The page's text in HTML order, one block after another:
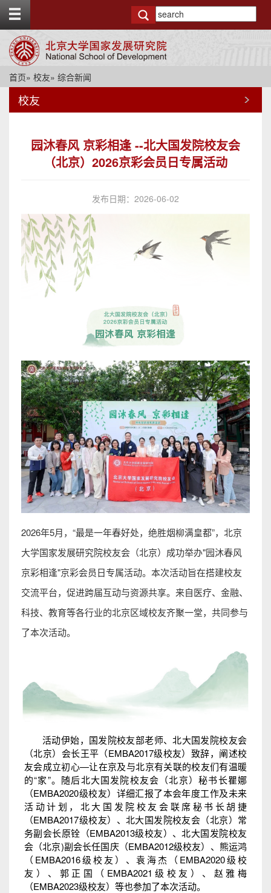
g
o
首页» 校友» 综合新闻
校友
园沐春风 京彩相逢 --北大国发院校友会
（北京）2026京彩会员日专属活动
发布日期：2026-06-02
2026年5月，“最是一年春好处，绝胜烟柳满皇都”，北京
大学国家发展研究院校友会（北京）成功举办"园沐春风
京彩相逢"京彩会员日专属活动。本次活动旨在搭建校友
交流平台，促进跨届互动与资源共享。来自医疗、金融、
科技、教育等各行业的北京区域校友齐聚一堂，共同参与
了本次活动。
活动伊始，国发院校友部老师、北大国发院校友会
（北京）会长王平（EMBA2017级校友）致辞，阐述校
友会成立初心—让在京及与北京有关联的校友们有温暖
的“家”。随后北大国发院校友会（北京）秘书长瞿娜
（EMBA2020级校友）详细汇报了本会年度工作及未来
活动计划，北大国发院校友会联席秘书长胡捷
（EMBA2017级校友）、北大国发院校友会（北京）常
务副会长原铨（EMBA2013级校友）、北大国发院校友
会（北京)副会长任国庆（EMBA2012级校友）、熊运鸿
（EMBA2016级校友）、袁海杰（EMBA2020级校
友）、郭正国（EMBA2021级校友）、赵雅梅
（EMBA2023级校友）等也参加了本次活动。